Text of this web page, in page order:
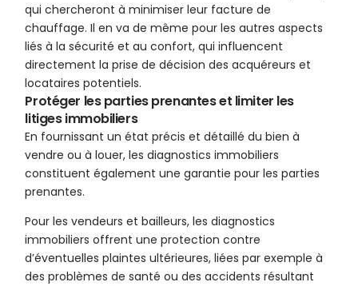
qui chercheront à minimiser leur facture de
chauffage. Il en va de même pour les autres aspects
liés à la sécurité et au confort, qui influencent
directement la prise de décision des acquéreurs et
locataires potentiels.
Protéger les parties prenantes et limiter les
litiges immobiliers
En fournissant un état précis et détaillé du bien à
vendre ou à louer, les diagnostics immobiliers
constituent également une garantie pour les parties
prenantes.
Pour les vendeurs et bailleurs, les diagnostics
immobiliers offrent une protection contre
d’éventuelles plaintes ultérieures, liées par exemple à
des problèmes de santé ou des accidents résultant